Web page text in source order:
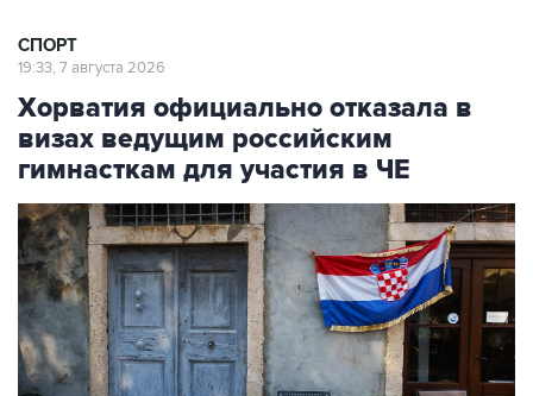
Хорватия официально отказала в
визах ведущим российским
гимнасткам для участия в ЧЕ